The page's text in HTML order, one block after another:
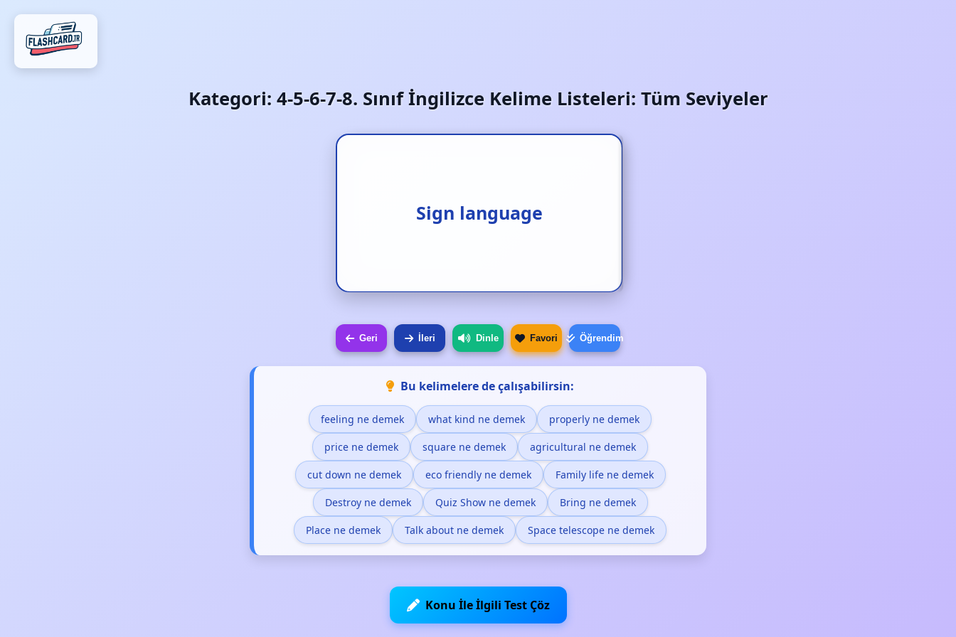
Kategori: 4-5-6-7-8. Sınıf İngilizce Kelime Listeleri: Tüm Seviyeler
Sign language
İşaret dili
Geri İleri Dinle Favori Öğrendim
Bu kelimelere de çalışabilirsin:
feeling ne demek what kind ne demek properly ne demek
price ne demek square ne demek agricultural ne demek
cut down ne demek eco friendly ne demek Family life ne demek
Destroy ne demek Quiz Show ne demek Bring ne demek
Place ne demek Talk about ne demek Space telescope ne demek
Konu İle İlgili Test Çöz